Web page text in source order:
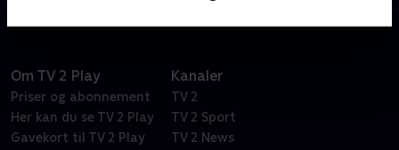
Om TV 2 Play
Priser og abonnement
Her kan du se TV 2 Play
Gavekort til TV 2 Play
Kanaler
TV 2
TV 2 Sport
TV 2 News